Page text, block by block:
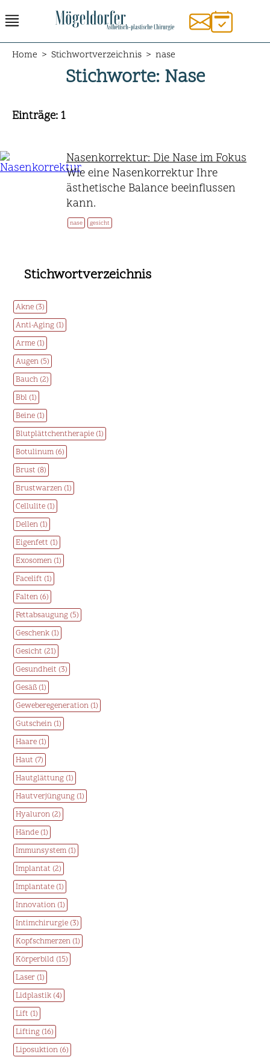
Home > Stichwortverzeichnis > nase
Stichworte: Nase
Einträge: 1
Nasenkorrektur: Die Nase im Fokus
Wie eine Nasenkorrektur Ihre
ästhetische Balance beeinflussen
kann.
nase gesicht
Stichwortverzeichnis
Akne (3)
Anti-Aging (1)
Arme (1)
Augen (5)
Bauch (2)
Bbl (1)
Beine (1)
Blutplättchentherapie (1)
Botulinum (6)
Brust (8)
Brustwarzen (1)
Cellulite (1)
Dellen (1)
Eigenfett (1)
Exosomen (1)
Facelift (1)
Falten (6)
Fettabsaugung (5)
Geschenk (1)
Gesicht (21)
Gesundheit (3)
Gesäß (1)
Geweberegeneration (1)
Gutschein (1)
Haare (1)
Haut (7)
Hautglättung (1)
Hautverjüngung (1)
Hyaluron (2)
Hände (1)
Immunsystem (1)
Implantat (2)
Implantate (1)
Innovation (1)
Intimchirurgie (3)
Kopfschmerzen (1)
Körperbild (15)
Laser (1)
Lidplastik (4)
Lift (1)
Lifting (16)
Liposuktion (6)